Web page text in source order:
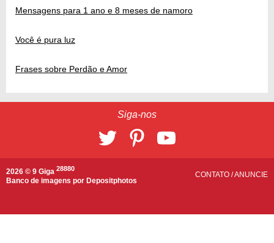
Mensagens para 1 ano e 8 meses de namoro
Você é pura luz
Frases sobre Perdão e Amor
Siga-nos
2026 © 9 Giga 28880
Banco de imagens por Depositphotos
CONTATO /ANUNCIE